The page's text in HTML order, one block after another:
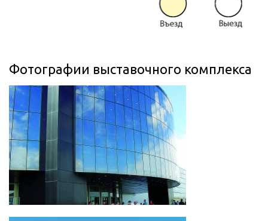
Фотографии выставочного комплекса